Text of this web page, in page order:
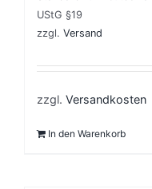
UStG §19
zzgl. Versand
zzgl. Versandkosten
In den Warenkorb